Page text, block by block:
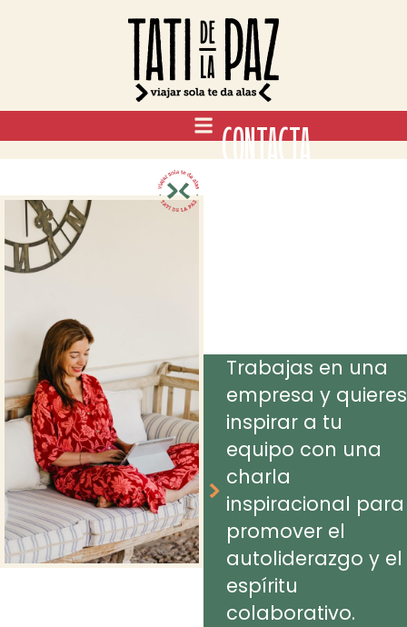
CONTACTA
Trabajas en una
empresa y quieres
inspirar a tu
equipo con una
charla
inspiracional para
promover el
autoliderazgo y el
espíritu
colaborativo.